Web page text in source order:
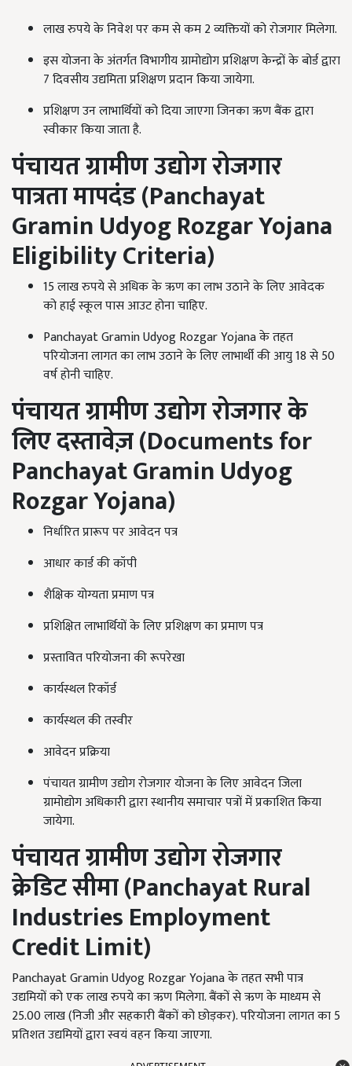
लाख रुपये के निवेश पर कम से कम 2 व्यक्तियों को रोजगार मिलेगा.
इस योजना के अंतर्गत विभागीय ग्रामोद्योग प्रशिक्षण केन्द्रों के बोर्ड द्वारा
7 दिवसीय उद्यमिता प्रशिक्षण प्रदान किया जायेगा.
प्रशिक्षण उन लाभार्थियों को दिया जाएगा जिनका ऋण बैंक द्वारा
स्वीकार किया जाता है.
पंचायत ग्रामीण उद्योग रोजगार
पात्रता मापदंड (Panchayat
Gramin Udyog Rozgar Yojana
Eligibility Criteria)
15 लाख रुपये से अधिक के ऋण का लाभ उठाने के लिए आवेदक
को हाई स्कूल पास आउट होना चाहिए.
Panchayat Gramin Udyog Rozgar Yojana के तहत
परियोजना लागत का लाभ उठाने के लिए लाभार्थी की आयु 18 से 50
वर्ष होनी चाहिए.
पंचायत ग्रामीण उद्योग रोजगार के
लिए दस्तावेज़ (Documents for
Panchayat Gramin Udyog
Rozgar Yojana)
निर्धारित प्रारूप पर आवेदन पत्र
आधार कार्ड की कॉपी
शैक्षिक योग्यता प्रमाण पत्र
प्रशिक्षित लाभार्थियों के लिए प्रशिक्षण का प्रमाण पत्र
प्रस्तावित परियोजना की रूपरेखा
कार्यस्थल रिकॉर्ड
कार्यस्थल की तस्वीर
आवेदन प्रक्रिया
पंचायत ग्रामीण उद्योग रोजगार योजना के लिए आवेदन जिला
ग्रामोद्योग अधिकारी द्वारा स्थानीय समाचार पत्रों में प्रकाशित किया
जायेगा.
पंचायत ग्रामीण उद्योग रोजगार
क्रेडिट सीमा (Panchayat Rural
Industries Employment
Credit Limit)
Panchayat Gramin Udyog Rozgar Yojana के तहत सभी पात्र
उद्यमियों को एक लाख रुपये का ऋण मिलेगा. बैंकों से ऋण के माध्यम से
25.00 लाख (निजी और सहकारी बैंकों को छोड़कर). परियोजना लागत का 5
प्रतिशत उद्यमियों द्वारा स्वयं वहन किया जाएगा.